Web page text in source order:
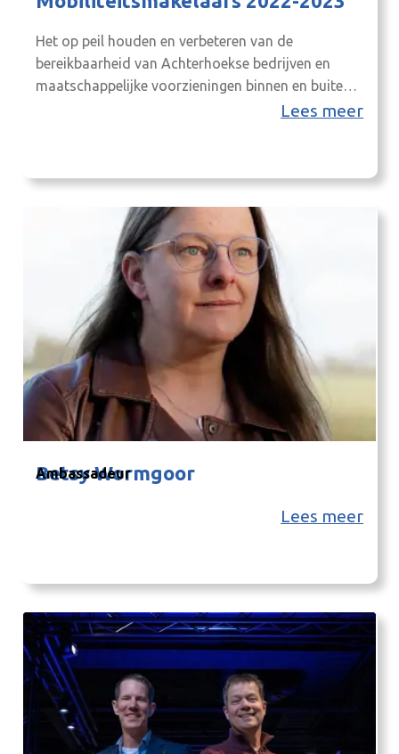
Het op peil houden en verbeteren van de
bereikbaarheid van Achterhoekse bedrijven en
maatschappelijke voorzieningen binnen en buiten
de Achterhoek verdient blijvende aandacht.Lees meer
Betsy Wormgoor
Ambassadeur
Lees meer